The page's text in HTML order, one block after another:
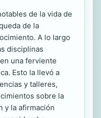
de la vida de
de la
A lo largo
disciplinas
una ferviente
Esto la llevó a
y talleres,
sobre la
y la afirmación